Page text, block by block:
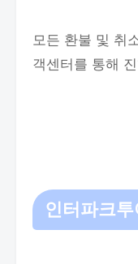
모든 환불 및 취
객센터를 통해
인터파크